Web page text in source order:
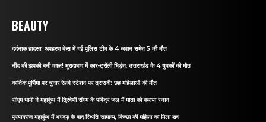
BEAUTY
दर्दनाक हादसा: अपहरण केस में गई पुलिस टीम के 4 जवान समेत 5 की मौत
नींद की झपकी बनी काल! मुरादाबाद में कार-ट्रॉली भिड़ंत, उत्तराखंड के 4 युवकों की मौत
कार्तिक पूर्णिमा पर चुनार रेलवे स्टेशन पर त्रासदी: छह महिलाओं की मौत
सीएम धामी ने महाकुंभ में त्रिवेणी संगम के पवित्र जल में माता को कराया स्नान
प्रयागराज महाकुंभ में भगदड़ के बाद स्थिति सामान्य, किच्छा की महिला का मिला शव